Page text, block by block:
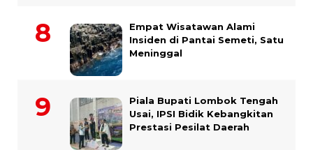
Empat Wisatawan Alami
Insiden di Pantai Semeti, Satu
Meninggal
Piala Bupati Lombok Tengah
Usai, IPSI Bidik Kebangkitan
Prestasi Pesilat Daerah